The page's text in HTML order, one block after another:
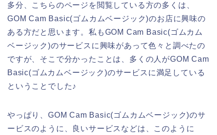
多分、こちらのページを閲覧している方の多くは、
GOM Cam Basic(ゴムカムベージック)のお店に興味の
ある方だと思います。私もGOM Cam Basic(ゴムカム
ベージック)のサービスに興味があって色々と調べたの
ですが、そこで分かったことは、多くの人がGOM Cam
Basic(ゴムカムベージック)のサービスに満足している
ということでした♪
やっぱり、GOM Cam Basic(ゴムカムベージック)のサ
ービスのように、良いサービスなどは、このように